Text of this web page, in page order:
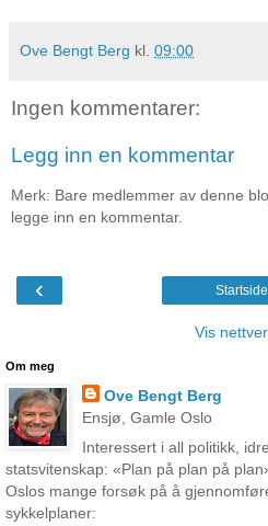
Ove Bengt Berg kl. 09:00
Ingen kommentarer:
Legg inn en kommentar
Merk: Bare medlemmer av denne
legge inn en kommentar.
‹
Vis
Om meg
Ove Bengt Berg
Ensjø, Gamle Oslo
Interessert i all politikk,
statsvitenskap: «Plan på plan på
Oslos mange forsøk på å
sykkelplaner: